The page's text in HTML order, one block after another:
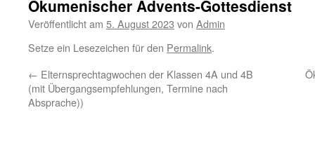
Ökumenischer Advents-Gottesdienst
Veröffentlicht am 5. August 2023 von Admin
Setze ein Lesezeichen für den Permalink.
← Elternsprechtagwochen der Klassen 4A und 4B
(mit Übergangsempfehlungen, Termine nach
Absprache))